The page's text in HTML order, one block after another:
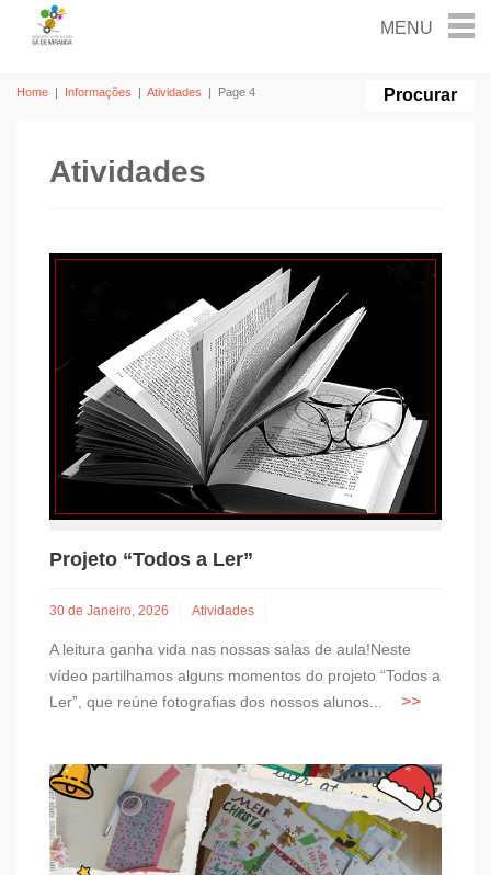
Home | Informações | Atividades | Page 4
Atividades
Projeto “Todos a Ler”
30 de Janeiro, 2026 Atividades
A leitura ganha vida nas nossas salas de aula!Neste
vídeo partilhamos alguns momentos do projeto “Todos a
Ler”, que reúne fotografias dos nossos alunos...